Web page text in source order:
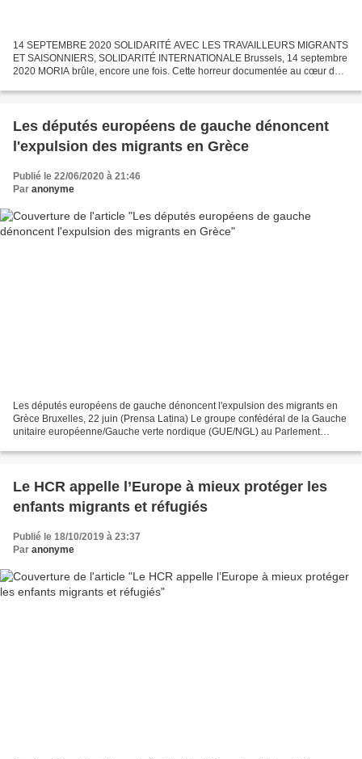
14 SEPTEMBRE 2020 SOLIDARITÉ AVEC LES TRAVAILLEURS MIGRANTS
ET SAISONNIERS, SOLIDARITÉ INTERNATIONALE Brussels, 14 septembre
2020 MORIA brûle, encore une fois. Cette horreur documentée au cœur de
Les députés européens de gauche dénoncent
l'expulsion des migrants en Grèce
Publié le 22/06/2020 à 21:46
Par anonyme
Les députés européens de gauche dénoncent l'expulsion des migrants en
Grèce Bruxelles, 22 juin (Prensa Latina) Le groupe confédéral de la Gauche
unitaire européenne/Gauche verte nordique (GUE/NGL) au Parlement
Le HCR appelle l’Europe à mieux protéger les
enfants migrants et réfugiés
Publié le 18/10/2019 à 23:37
Par anonyme